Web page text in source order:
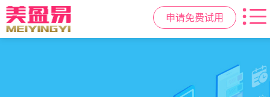
申请免费试用